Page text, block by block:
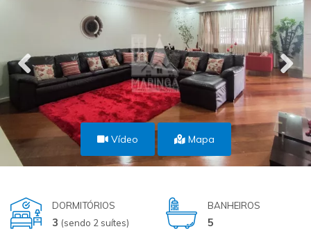
Vídeo Mapa
DORMITÓRIOS
3 (sendo 2 suítes)
BANHEIROS
5